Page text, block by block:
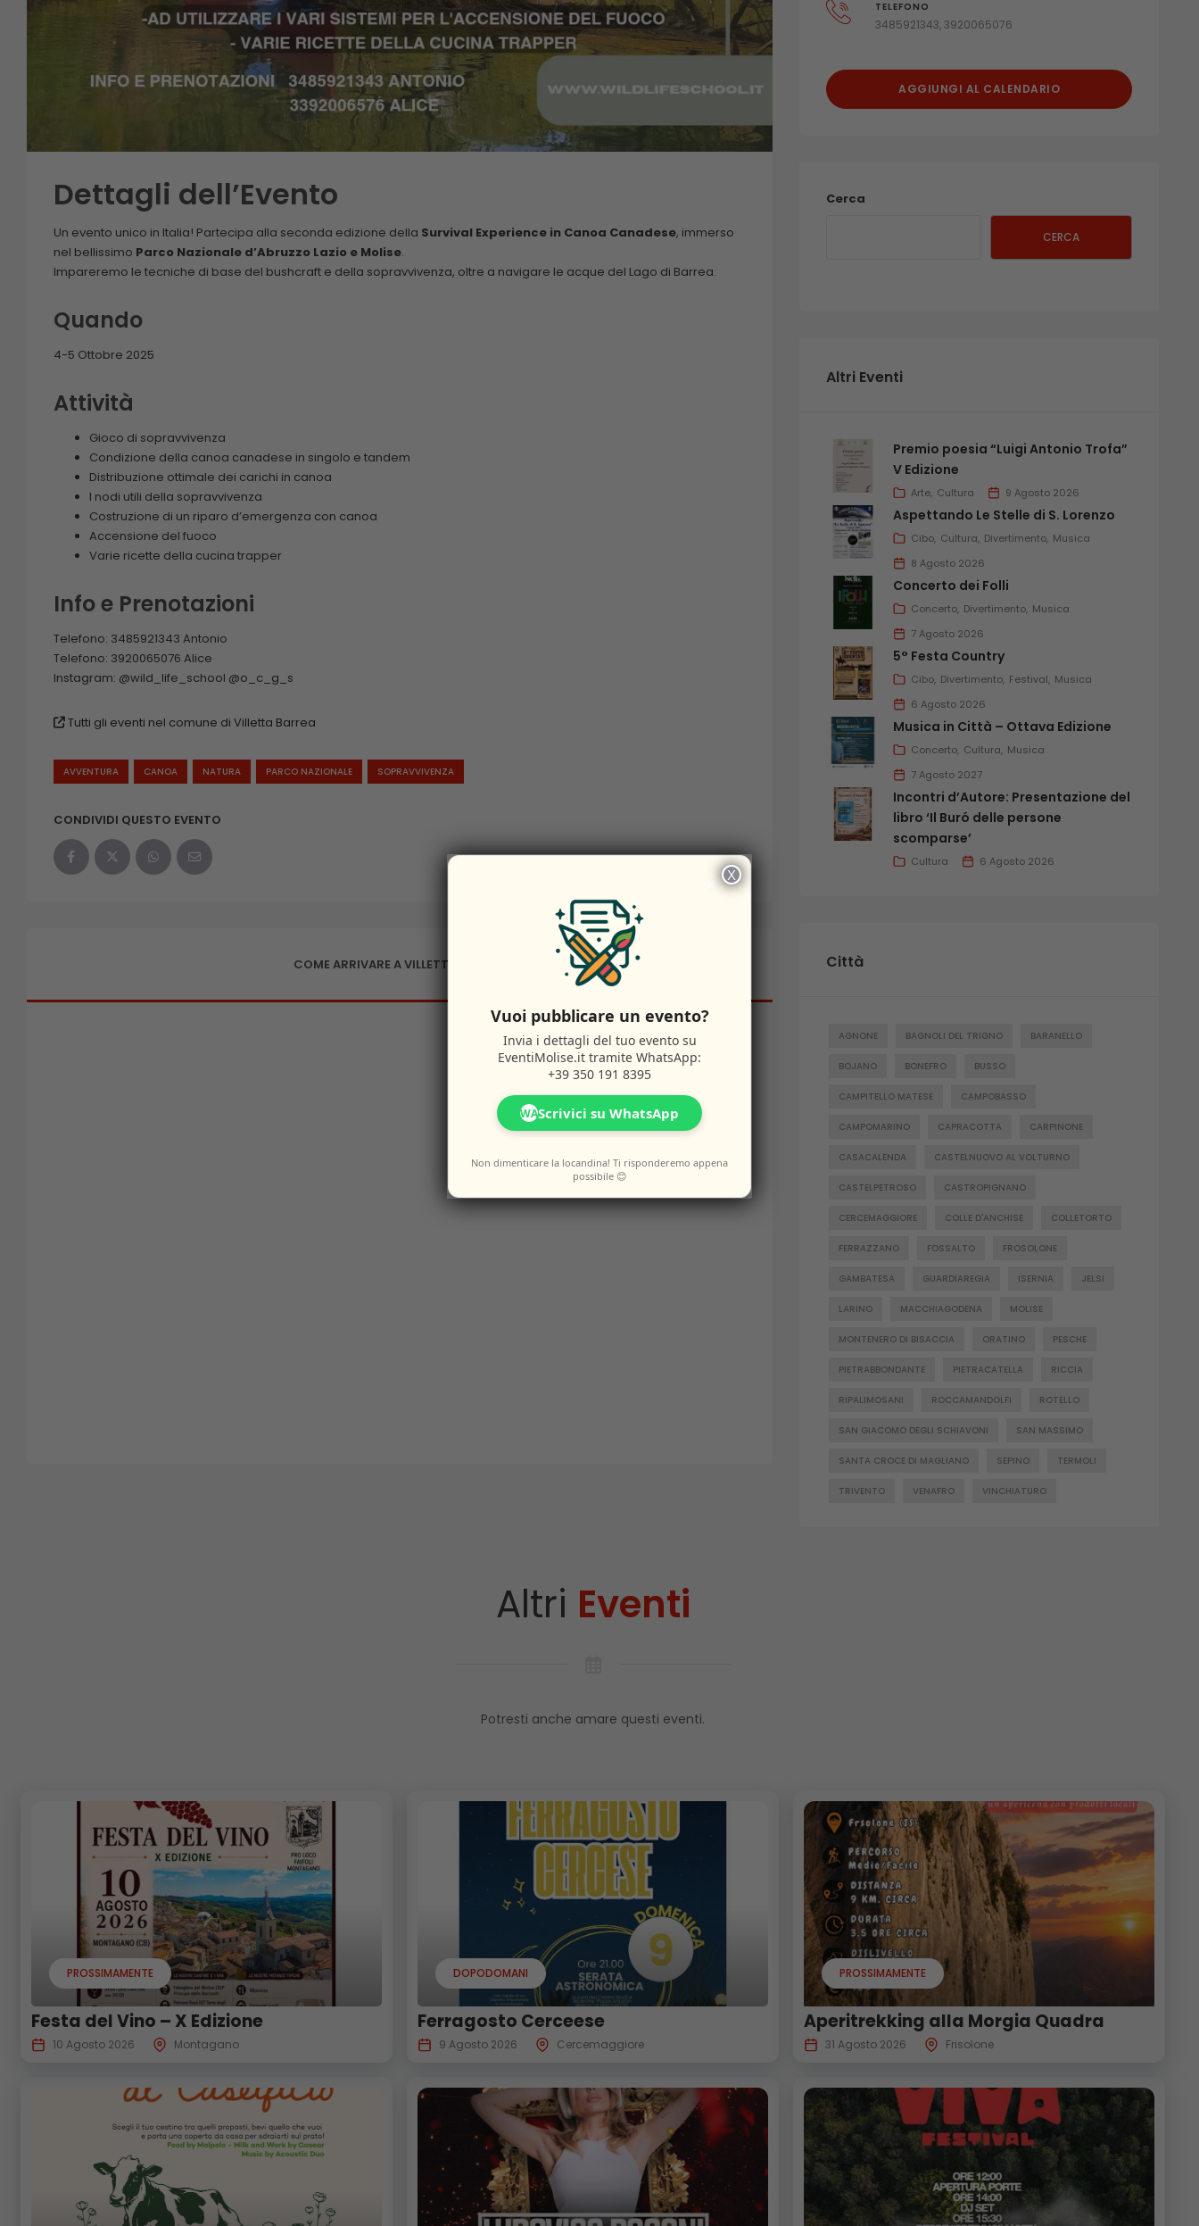
Dettagli dell’Evento
Un evento unico in Italia! Partecipa alla seconda edizione della Survival Experience in Canoa Canadese, immerso
nel bellissimo Parco Nazionale d’Abruzzo Lazio e Molise.
Impareremo le tecniche di base del bushcraft e della sopravvivenza, oltre a navigare le acque del Lago di Barrea.
Quando
4-5 Ottobre 2025
Attività
Gioco di sopravvivenza
Condizione della canoa canadese in singolo e tandem
Distribuzione ottimale dei carichi in canoa
I nodi utili della sopravvivenza
Costruzione di un riparo d’emergenza con canoa
Accensione del fuoco
Varie ricette della cucina trapper
Info e Prenotazioni
Telefono: 3485921343 Antonio
Telefono: 3920065076 Alice
Instagram: @wild_life_school @o_c_g_s
Tutti gli eventi nel comune di Villetta Barrea
AVVENTURA CANOA NATURA PARCO NAZIONALE SOPRAVVIVENZA
CONDIVIDI QUESTO EVENTO
COME ARRIVARE A VILLETTA BARREA
TELEFONO
3485921343, 3920065076
AGGIUNGI AL CALENDARIO
Cerca
CERCA
Altri Eventi
Premio poesia “Luigi Antonio Trofa”
V Edizione
Arte Cultura 9 Agosto 2026
Aspettando Le Stelle di S. Lorenzo
Cibo Cultura Divertimento Musica
8 Agosto 2026
Concerto dei Folli
Concerto Divertimento Musica
7 Agosto 2026
5° Festa Country
Cibo Divertimento Festival Musica
6 Agosto 2026
Musica in Città – Ottava Edizione
Concerto Cultura Musica
7 Agosto 2027
Incontri d’Autore: Presentazione del
libro ‘Il Buró delle persone
scomparse’
Cultura 6 Agosto 2026
Città
AGNONE BAGNOLI DEL TRIGNO BARANELLO
BOJANO BONEFRO BUSSO
CAMPITELLO MATESE CAMPOBASSO
CAMPOMARINO CAPRACOTTA CARPINONE
CASACALENDA CASTELNUOVO AL VOLTURNO
CASTELPETROSO CASTROPIGNANO
CERCEMAGGIORE COLLE D'ANCHISE COLLETORTO
FERRAZZANO FOSSALTO FROSOLONE
GAMBATESA GUARDIAREGIA ISERNIA JELSI
LARINO MACCHIAGODENA MOLISE
MONTENERO DI BISACCIA ORATINO PESCHE
PIETRABBONDANTE PIETRACATELLA RICCIA
RIPALIMOSANI ROCCAMANDOLFI ROTELLO
SAN GIACOMO DEGLI SCHIAVONI SAN MASSIMO
SANTA CROCE DI MAGLIANO SEPINO TERMOLI
TRIVENTO VENAFRO VINCHIATURO
Altri Eventi
Potresti anche amare questi eventi.
PROSSIMAMENTE
Festa del Vino – X Edizione
10 Agosto 2026 Montagano
DOPODOMANI
Ferragosto Cerceese
9 Agosto 2026 Cercemaggiore
PROSSIMAMENTE
Aperitrekking alla Morgia Quadra
31 Agosto 2026 Frisolone
×
Vuoi pubblicare un evento?
Invia i dettagli del tuo evento su
EventiMolise.it tramite WhatsApp:
+39 350 191 8395
WAScrivici su WhatsApp
Non dimenticare la locandina! Ti risponderemo appena
possibile 😊
X